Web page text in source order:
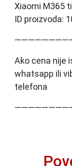
Xiaomi M365
ID proizvoda:
Ako cena nije
whatsapp ili
telefona